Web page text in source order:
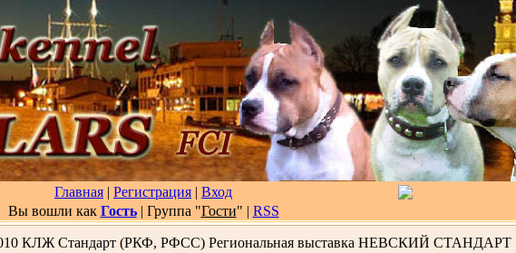
Главная | Регистрация | Вход
Вы вошли как Гость| Группа "Гости" | RSS
КЛЖ Стандарт (РКФ, РФСС) Региональная выставка НЕВСКИЙ СТАНДАРТ